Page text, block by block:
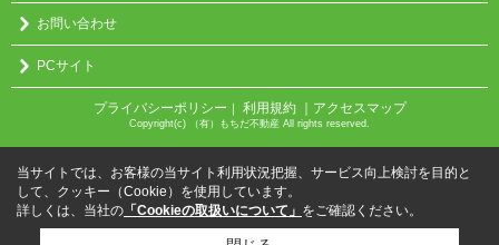
お問い合わせ
PCサイト
プライバシーポリシー ｜ 利用規約 ｜アクセスマップ
Copyright(c) （有）もちだ不動産 All rights reserved.
当サイトでは、お客様の当サイト利用状況把握、サービス向上検討を目的と
して、クッキー（Cookie）を使用しています。
詳しくは、当社の 「Cookieの取扱いについて」 をご確認ください。